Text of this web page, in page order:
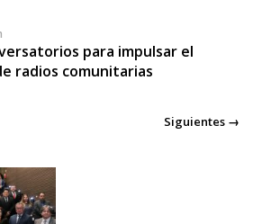
para impulsar el
radios comunitarias
Siguientes →